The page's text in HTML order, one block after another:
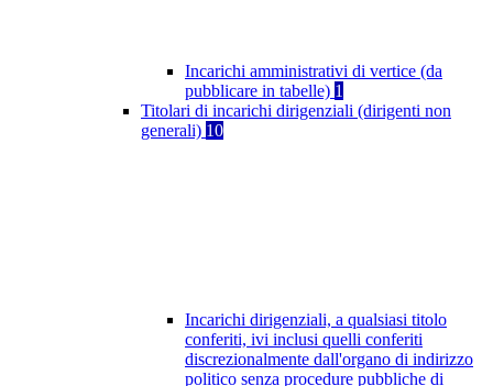
Incarichi amministrativi di vertice (da
pubblicare in tabelle) 1
Titolari di incarichi dirigenziali (dirigenti non
generali) 10
Incarichi dirigenziali, a qualsiasi titolo
conferiti, ivi inclusi quelli conferiti
discrezionalmente dall'organo di indirizzo
politico senza procedure pubbliche di